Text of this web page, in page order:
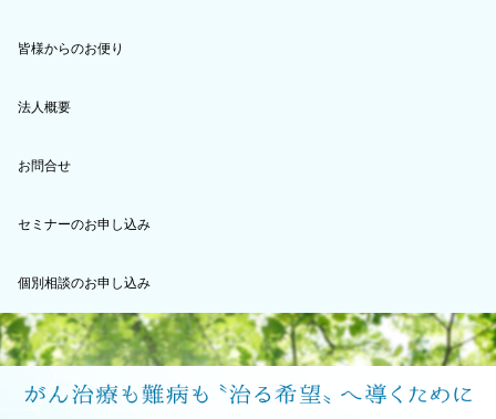
皆様からのお便り
法人概要
お問合せ
セミナーのお申し込み
個別相談のお申し込み